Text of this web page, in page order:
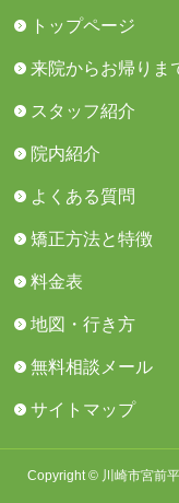
トップページ
来院からお帰りま
スタッフ紹介
院内紹介
よくある質問
矯正方法と特徴
料金表
地図・行き方
無料相談メール
サイトマップ
Copyright © 川崎市宮前